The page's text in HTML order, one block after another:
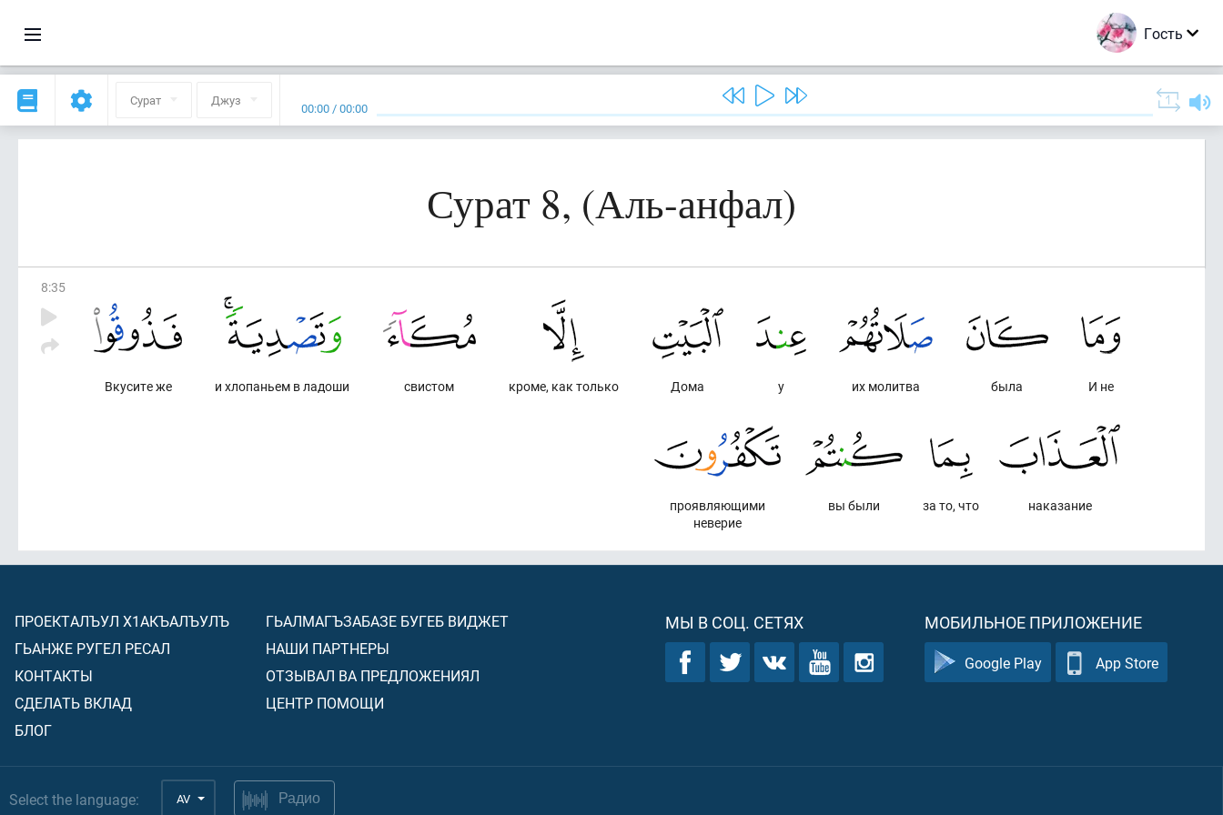
Гость
Сурат Джуз 00:00 /00:00
Сурат 8, (Аль-анфал)
8:35
И не
была
их молитва
у
Дома
кроме, как только
свистом
и хлопаньем в ладоши
Вкусите же
наказание
за то, что
вы были
проявляющими
неверие
ПРОЕКТАЛЪУЛ Х1АКЪАЛЪУЛЪ
ГЬАНЖЕ РУГЕЛ РЕСАЛ
КОНТАКТЫ
СДЕЛАТЬ ВКЛАД
БЛОГ
ГЬАЛМАГЪЗАБАЗЕ БУГЕБ ВИДЖЕТ
НАШИ ПАРТНЕРЫ
ОТЗЫВАЛ ВА ПРЕДЛОЖЕНИЯЛ
ЦЕНТР ПОМОЩИ
МЫ В СОЦ. СЕТЯХ МОБИЛЬНОЕ ПРИЛОЖЕНИЕ
Google Play App Store
Select the language: AV Радио